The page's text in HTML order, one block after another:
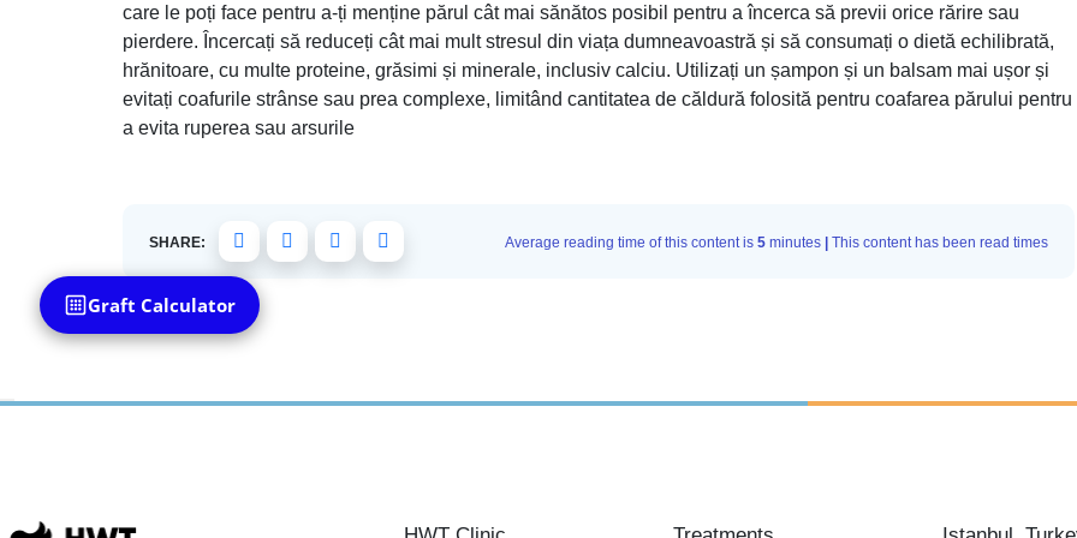
care le poți face pentru a-ți menține părul cât mai sănătos posibil pentru a încerca să previi orice rărire sau
pierdere. Încercați să reduceți cât mai mult stresul din viața dumneavoastră și să consumați o dietă echilibrată,
hrănitoare, cu multe proteine, grăsimi și minerale, inclusiv calciu. Utilizați un șampon și un balsam mai ușor și
evitați coafurile strânse sau prea complexe, limitând cantitatea de căldură folosită pentru coafarea părului pentru
a evita ruperea sau arsurile
SHARE: Average reading time of this content is5minutes |This content has been readtimes
Graft Calculator